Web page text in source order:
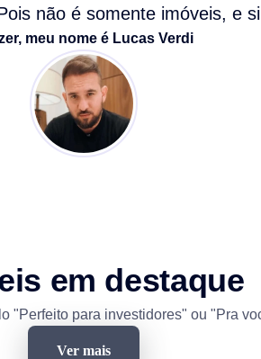
não é somente imóveis, e
meu nome é Lucas Verdi
em destaque
"Perfeito para investidores" ou "Pra
Ver mais